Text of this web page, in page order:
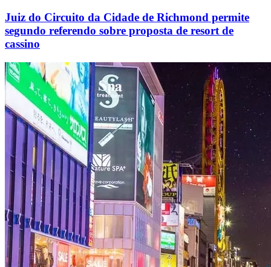
Juiz do Circuito da Cidade de Richmond permite
segundo referendo sobre proposta de resort de
cassino